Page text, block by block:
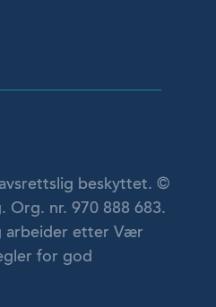
beskyttet. ©
Org. nr. 970 888 683.
arbeider etter Vær
for god